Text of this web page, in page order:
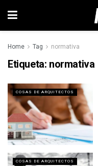
Home Tag normativa
Etiqueta: normativa
COSAS DE ARQUITECTOS
COSAS DE ARQUITECTOS